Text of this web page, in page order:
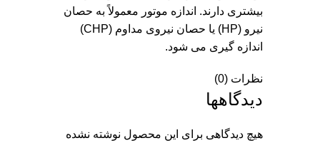
بیشتری دارند. اندازه موتور معمولاً به حصان
نیرو (HP) یا حصان نیروی مداوم (CHP)
اندازه گیری می شود.
نظرات (0)
دیدگاهها
هیچ دیدگاهی برای این محصول نوشته نشده